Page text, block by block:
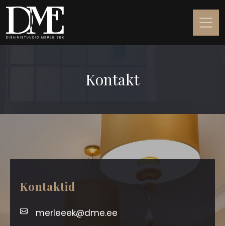
Kontakt
Kontaktid
merleeek@dme.ee